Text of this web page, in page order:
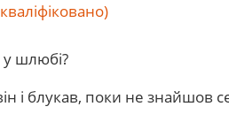
шлюбі?
і блукав, поки не знайшов